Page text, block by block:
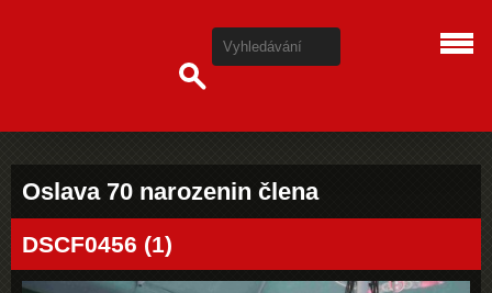
Oslava 70 narozenin člena
DSCF0456 (1)